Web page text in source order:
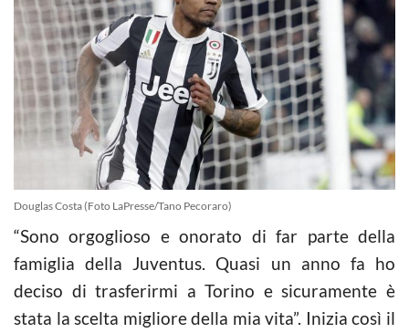
Douglas Costa (Foto LaPresse/Tano Pecoraro)
“Sono orgoglioso e onorato di far parte della
famiglia della Juventus. Quasi un anno fa ho
deciso di trasferirmi a Torino e sicuramente è
stata la scelta migliore della mia vita”. Inizia così il